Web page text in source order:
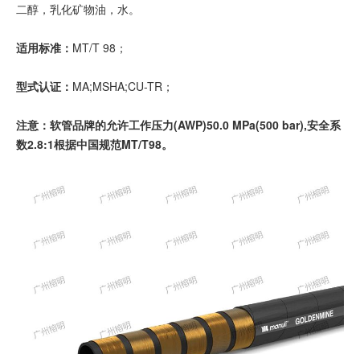
二醇，乳化矿物油，水。
适用标准： MT/T 98；
型式认证： MA;MSHA;CU-TR；
注意：软管品牌的允许工作压力(AWP)50.0 MPa(500 bar),安全系
数2.8:1根据中国规范MT/T98。